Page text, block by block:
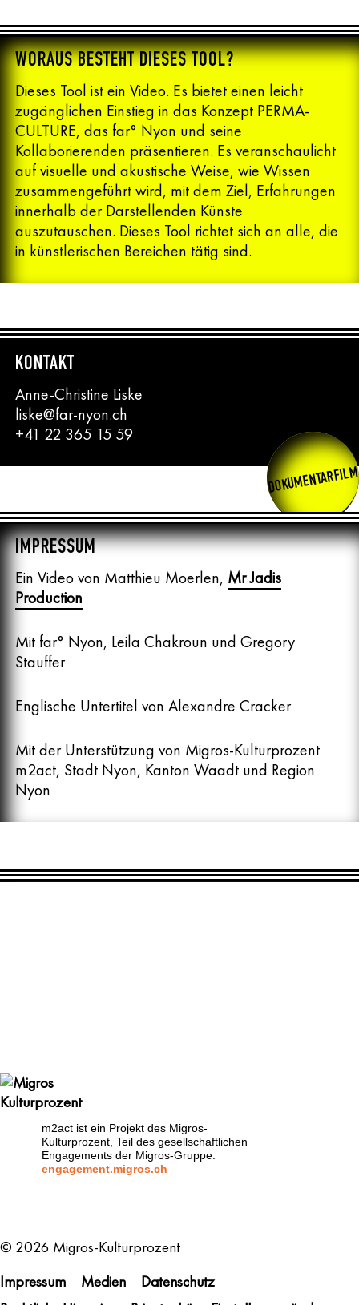
WORAUS BESTEHT DIESES TOOL?
Dieses Tool ist ein Video. Es bietet einen leicht
zugänglichen Einstieg in das Konzept PERMA-
CULTURE, das far° Nyon und seine
Kollaborierenden präsentieren. Es veranschaulicht
auf visuelle und akustische Weise, wie Wissen
zusammengeführt wird, mit dem Ziel, Erfahrungen
innerhalb der Darstellenden Künste
auszutauschen. Dieses Tool richtet sich an alle, die
in künstlerischen Bereichen tätig sind.
KONTAKT
Anne-Christine Liske
liske@far-nyon.ch
+41 22 365 15 59
DOKUMENTARFILM
IMPRESSUM
Ein Video von Matthieu Moerlen, Mr Jadis
Production
Mit far° Nyon, Leila Chakroun und Gregory
Stauffer
Englische Untertitel von Alexandre Cracker
Mit der Unterstützung von Migros-Kulturprozent
m2act, Stadt Nyon, Kanton Waadt und Region
Nyon
m2act ist ein Projekt des Migros-
Kulturprozent, Teil des gesellschaftlichen
Engagements der Migros-Gruppe:
engagement.migros.ch
© 2026 Migros-Kulturprozent
Metanavigation
Impressum
Medien
Datenschutz